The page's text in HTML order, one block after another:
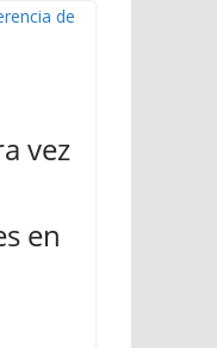
vez
en